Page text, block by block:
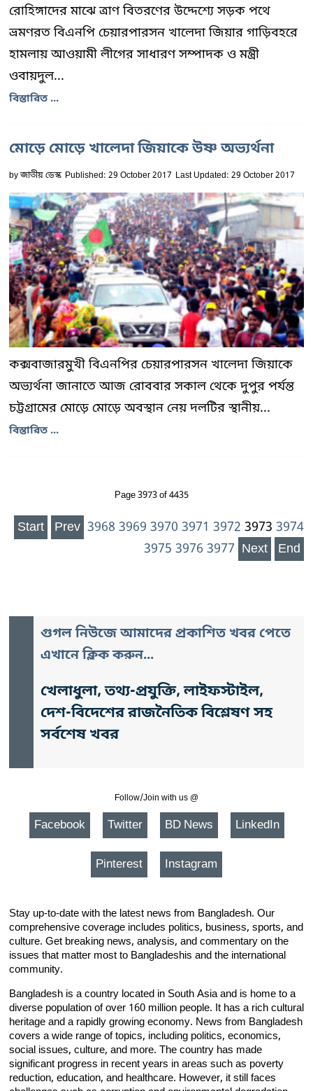
রোহিঙ্গাদের মাঝে ত্রাণ বিতরণের উদ্দেশ্যে সড়ক পথে
ভ্রমণরত বিএনপি চেয়ারপারসন খালেদা জিয়ার গাড়িবহরে
হামলায় আওয়ামী লীগের সাধারণ সম্পাদক ও মন্ত্রী
ওবায়দুল...
বিস্তারিত ...
মোড়ে মোড়ে খালেদা জিয়াকে উষ্ণ অভ্যর্থনা
byজাতীয় ডেস্ক Published: 29 October 2017 Last Updated: 29 October 2017
কক্সবাজারমুখী বিএনপির চেয়ারপারসন খালেদা জিয়াকে
অভ্যর্থনা জানাতে আজ রোববার সকাল থেকে দুপুর পর্যন্ত
চট্টগ্রামের মোড়ে মোড়ে অবস্থান নেয় দলটির স্থানীয়...
বিস্তারিত ...
Page 3973 of 4435
Start Prev 3968 3969 3970 3971 3972 3973 3974
3975 3976 3977 Next End
গুগল নিউজে আমাদের প্রকাশিত খবর পেতে
এখানে ক্লিক করুন...
খেলাধুলা, তথ্য-প্রযুক্তি, লাইফস্টাইল,
দেশ-বিদেশের রাজনৈতিক বিশ্লেষণ সহ
সর্বশেষ খবর
Follow/Join with us @
Facebook Twitter BD News LinkedIn
Pinterest Instagram
Stay up-to-date with the latest news from Bangladesh. Our
comprehensive coverage includes politics, business, sports, and
culture. Get breaking news, analysis, and commentary on the
issues that matter most to Bangladeshis and the international
community.
Bangladesh is a country located in South Asia and is home to a
diverse population of over 160 million people. It has a rich cultural
heritage and a rapidly growing economy. News from Bangladesh
covers a wide range of topics, including politics, economics,
social issues, culture, and more. The country has made
significant progress in recent years in areas such as poverty
reduction, education, and healthcare. However, it still faces